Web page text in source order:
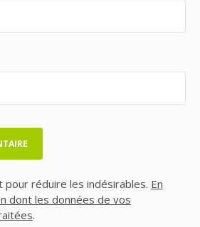
pour réduire les indésirables. En
dont les données de vos
.